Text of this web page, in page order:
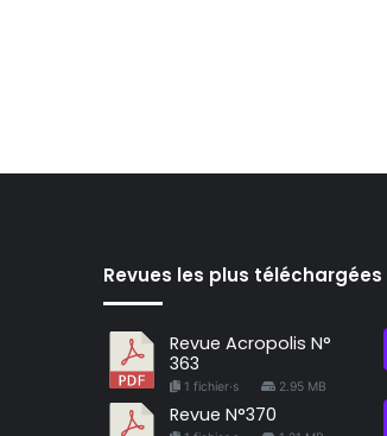
Revues les plus téléchargées
Revue Acropolis N°
363
1 fichier·s 2.95 MB
Revue N°370